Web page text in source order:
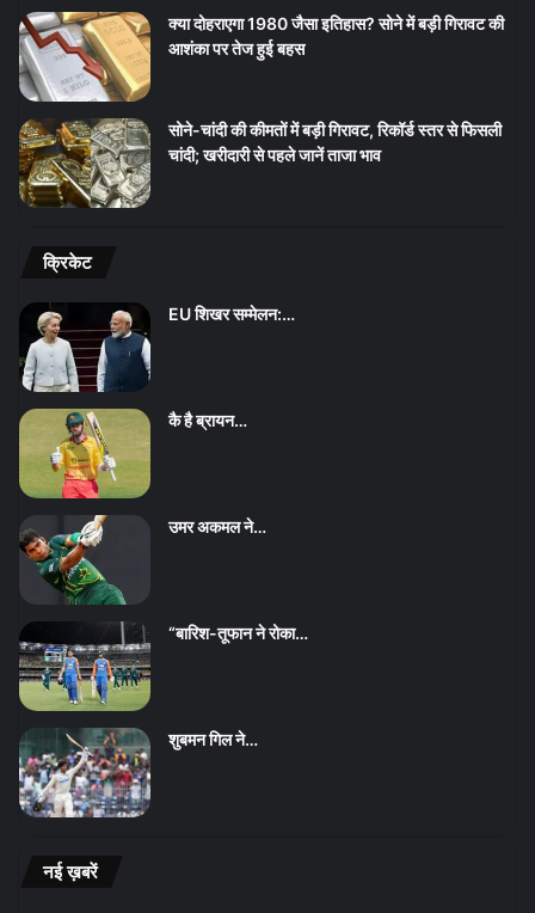
क्या दोहराएगा 1980 जैसा इतिहास? सोने में बड़ी गिरावट की
आशंका पर तेज हुई बहस
सोने-चांदी की कीमतों में बड़ी गिरावट, रिकॉर्ड स्तर से फिसली
चांदी; खरीदारी से पहले जानें ताजा भाव
क्रिकेट
EU शिखर सम्मेलन:…
कै है ब्रायन…
उमर अकमल ने…
“बारिश-तूफान ने रोका…
शुबमन गिल ने…
नई ख़बरें